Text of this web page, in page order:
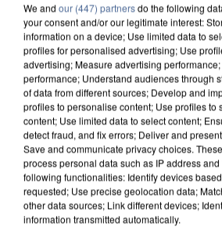
UNE TOURISTE DE L’OISE
COULÉE DE BOUE EN HAUTE-
We and our (447) partnersdo the following
your consent and/or our legitimate interest:
information on a device; Use limited data to
profiles for personalised advertising; Use
advertising; Measure advertising
performance; Understand audiences through
of data from different sources; Develop and
profiles to personalise content; Use profiles to
content; Use limited data to select content;
detect fraud, and fix errors; Deliver and
Save and communicate privacy choices.
process personal data such as IP address
following functionalities: Identify devices
requested; Use precise geolocation data;
other data sources; Link different devices;
information transmitted automatically.